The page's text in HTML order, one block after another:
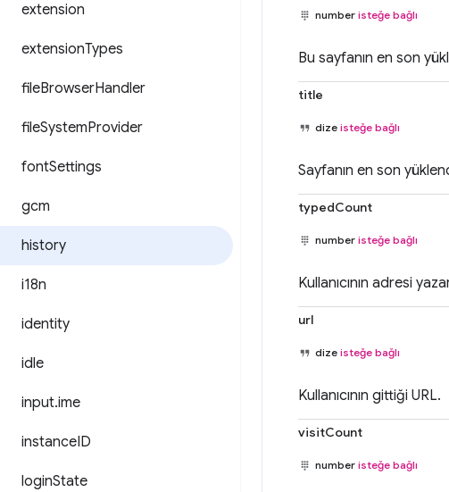
extension
extensionTypes
fileBrowserHandler
fileSystemProvider
fontSettings
gcm
history
i18n
identity
idle
input.ime
instanceID
loginState
number isteğe bağlı
Bu sayfanın en son
title
dize isteğe bağlı
Sayfanın en son
typedCount
number isteğe bağlı
Kullanıcının adresi
url
dize isteğe bağlı
Kullanıcının gittiği URL.
visitCount
number isteğe bağlı